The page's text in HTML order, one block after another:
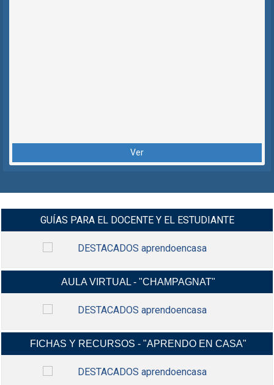
Ver
GUÍAS PARA EL DOCENTE Y EL ESTUDIANTE
INGRESAR
MANUALES Y VIDEO-TUTORIALES G-
AULA VIRTUAL - "CHAMPAGNAT"
INGRESAR
INGRESA A TU AULA VIRTUAL,
INSTITUCIONAL.
FICHAS Y RECURSOS - "APRENDO EN CASA"